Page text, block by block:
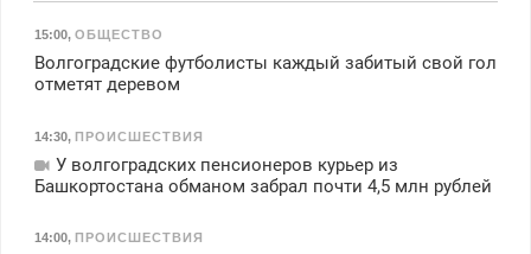
15:00, ОБЩЕСТВО
Волгоградские футболисты каждый забитый свой гол
отметят деревом
14:30, ПРОИСШЕСТВИЯ
У волгоградских пенсионеров курьер из
Башкортостана обманом забрал почти 4,5 млн рублей
14:00, ПРОИСШЕСТВИЯ